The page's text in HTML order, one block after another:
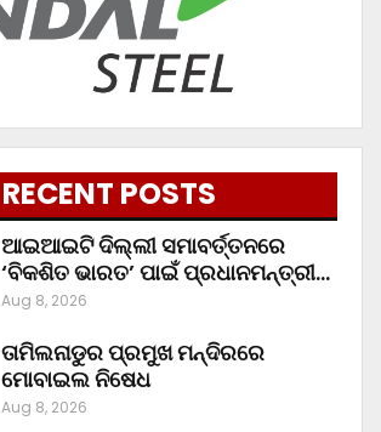
RECENT POSTS
ଆଇଆଇଟି ଦିଲ୍ଲୀ ସମାବର୍ତ୍ତନରେ
‘ବିକଶିତ ଭାରତ’ ପାଇଁ ପ୍ରଧାନମନ୍ତ୍ରୀ…
Aug 8, 2026
ତାମିଲନାଡୁର ପ୍ରମୁଖ ମନ୍ଦିରରେ
ମୋବାଇଲ ନିଷେଧ
Aug 8, 2026